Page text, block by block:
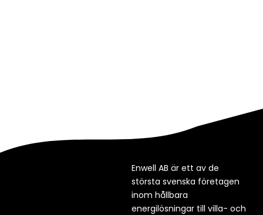
Enwell AB är ett av de
största svenska företagen
inom hållbara
energilösningar till villa- och